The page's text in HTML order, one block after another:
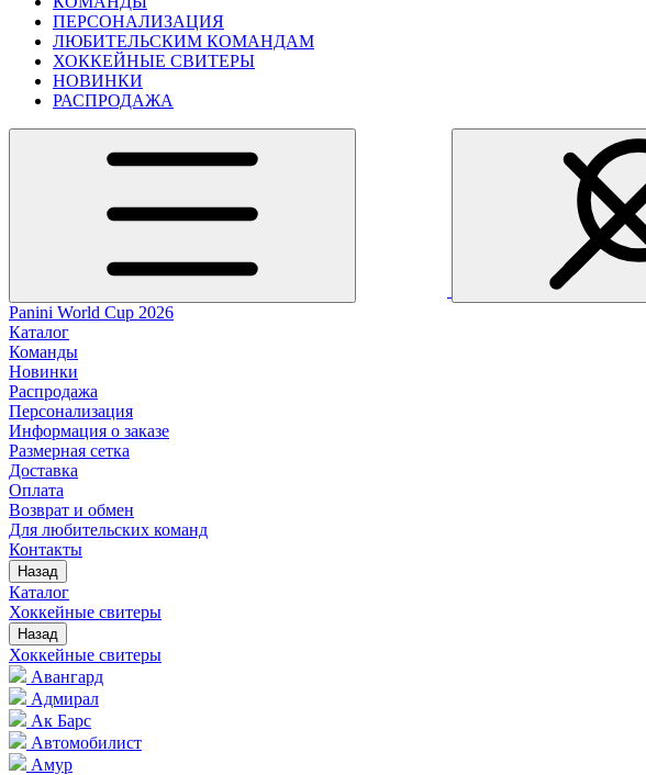
ПЕРСОНАЛИЗАЦИЯ
ЛЮБИТЕЛЬСКИМ КОМАНДАМ
ХОККЕЙНЫЕ СВИТЕРЫ
НОВИНКИ
РАСПРОДАЖА
Panini World Cup 2026
Каталог
Команды
Новинки
Распродажа
Персонализация
Информация о заказе
Размерная сетка
Доставка
Оплата
Возврат и обмен
Для любительских команд
Контакты
Назад
Каталог
Хоккейные свитеры
Назад
Хоккейные свитеры
Авангард
Адмирал
Ак Барс
Автомобилист
Амур